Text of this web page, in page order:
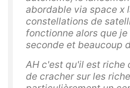
abordable via space x
constellations de
fonctionne alors que
seconde et beaucoup
AH c'est qu'il est riche
de cracher sur les